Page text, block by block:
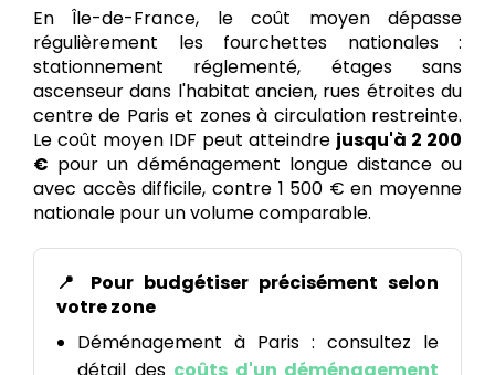
En Île-de-France, le coût moyen dépasse
régulièrement les fourchettes nationales :
stationnement réglementé, étages sans
ascenseur dans l'habitat ancien, rues étroites du
centre de Paris et zones à circulation restreinte.
Le coût moyen IDF peut atteindre jusqu'à 2 200
€ pour un déménagement longue distance ou
avec accès difficile, contre 1 500 € en moyenne
nationale pour un volume comparable.
📍 Pour budgétiser précisément selon
votre zone
Déménagement à Paris : consultez le